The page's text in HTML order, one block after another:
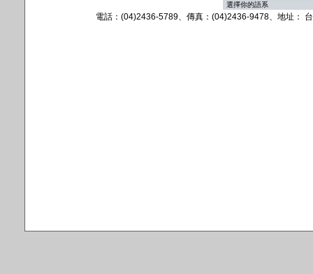
電話：(04)2436-5789、傳真：(04)2436-9478、地址：